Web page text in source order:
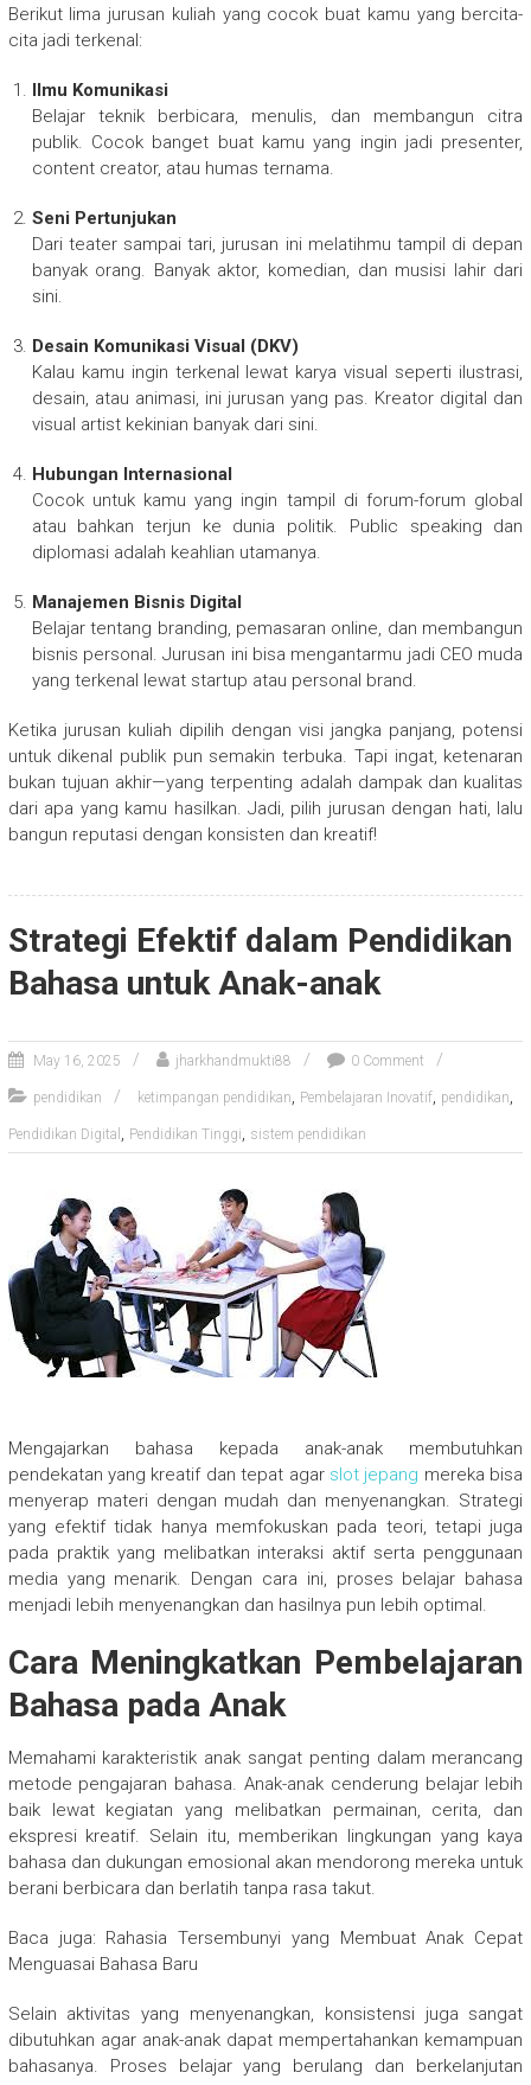
Berikut lima jurusan kuliah yang cocok buat kamu yang bercita-
cita jadi terkenal:
Ilmu Komunikasi
Belajar teknik berbicara, menulis, dan membangun citra
publik. Cocok banget buat kamu yang ingin jadi presenter,
content creator, atau humas ternama.
Seni Pertunjukan
Dari teater sampai tari, jurusan ini melatihmu tampil di depan
banyak orang. Banyak aktor, komedian, dan musisi lahir dari
sini.
Desain Komunikasi Visual (DKV)
Kalau kamu ingin terkenal lewat karya visual seperti ilustrasi,
desain, atau animasi, ini jurusan yang pas. Kreator digital dan
visual artist kekinian banyak dari sini.
Hubungan Internasional
Cocok untuk kamu yang ingin tampil di forum-forum global
atau bahkan terjun ke dunia politik. Public speaking dan
diplomasi adalah keahlian utamanya.
Manajemen Bisnis Digital
Belajar tentang branding, pemasaran online, dan membangun
bisnis personal. Jurusan ini bisa mengantarmu jadi CEO muda
yang terkenal lewat startup atau personal brand.
Ketika jurusan kuliah dipilih dengan visi jangka panjang, potensi
untuk dikenal publik pun semakin terbuka. Tapi ingat, ketenaran
bukan tujuan akhir—yang terpenting adalah dampak dan kualitas
dari apa yang kamu hasilkan. Jadi, pilih jurusan dengan hati, lalu
bangun reputasi dengan konsisten dan kreatif!
Strategi Efektif dalam Pendidikan
Bahasa untuk Anak-anak
May 16, 2025 jharkhandmukti88 0 Comment
pendidikan ketimpangan pendidikan, Pembelajaran Inovatif, pendidikan,
Pendidikan Digital , Pendidikan Tinggi, sistem pendidikan
Mengajarkan bahasa kepada anak-anak membutuhkan
pendekatan yang kreatif dan tepat agar slot jepang mereka bisa
menyerap materi dengan mudah dan menyenangkan. Strategi
yang efektif tidak hanya memfokuskan pada teori, tetapi juga
pada praktik yang melibatkan interaksi aktif serta penggunaan
media yang menarik. Dengan cara ini, proses belajar bahasa
menjadi lebih menyenangkan dan hasilnya pun lebih optimal.
Cara Meningkatkan Pembelajaran
Bahasa pada Anak
Memahami karakteristik anak sangat penting dalam merancang
metode pengajaran bahasa. Anak-anak cenderung belajar lebih
baik lewat kegiatan yang melibatkan permainan, cerita, dan
ekspresi kreatif. Selain itu, memberikan lingkungan yang kaya
bahasa dan dukungan emosional akan mendorong mereka untuk
berani berbicara dan berlatih tanpa rasa takut.
Baca juga: Rahasia Tersembunyi yang Membuat Anak Cepat
Menguasai Bahasa Baru
Selain aktivitas yang menyenangkan, konsistensi juga sangat
dibutuhkan agar anak-anak dapat mempertahankan kemampuan
bahasanya. Proses belajar yang berulang dan berkelanjutan